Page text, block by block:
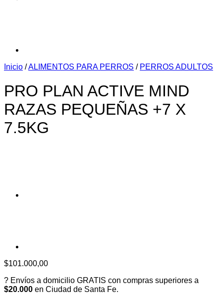
Inicio /ALIMENTOS PARA PERROS / PERROS ADULTOS
PRO PLAN ACTIVE MIND
RAZAS PEQUEÑAS +7 X
7.5KG
$101.000,00
? Envíos a domicilio GRATIS con compras superiores a
$20.000 en Ciudad de Santa Fe.